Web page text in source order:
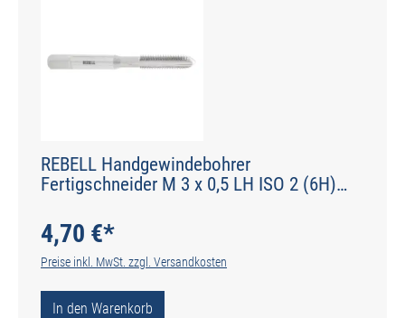
REBELL Handgewindebohrer
Fertigschneider M 3 x 0,5 LH ISO 2 (6H)
Typ N
4,70 €*
Preise inkl. MwSt. zzgl. Versandkosten
In den Warenkorb